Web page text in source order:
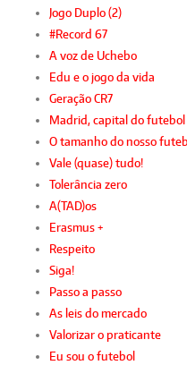
Jogo Duplo (2)
#Record 67
A voz de Uchebo
Edu e o jogo da vida
Geração CR7
Madrid, capital do futebol
O tamanho do nosso
Vale (quase) tudo!
Tolerância zero
A(TAD)os
Erasmus +
Respeito
Siga!
Passo a passo
As leis do mercado
Valorizar o praticante
Eu sou o futebol